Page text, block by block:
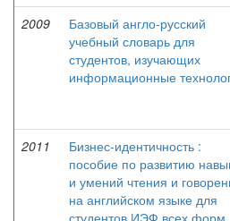
2009
Базовый англо-русский
учебный словарь для
студентов, изучающих
информационные
2011
Бизнес-идентичность :
пособие по развитию
и умений чтения и
на английском языке для
студентов ИЭФ всех форм